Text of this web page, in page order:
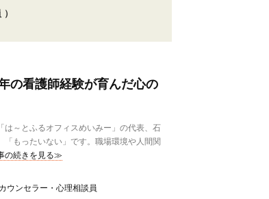
の看護師経験が育んだ心の
～とふるオフィスめいみー」の代表、石
もったいない」です。職場環境や人間関
の続きを見る≫
ウンセラー・心理相談員